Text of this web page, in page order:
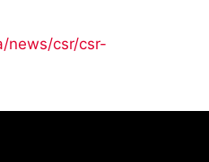
news/csr/csr-